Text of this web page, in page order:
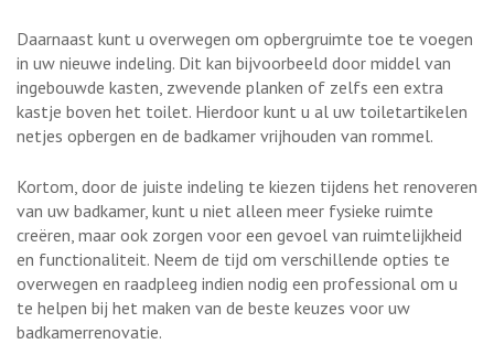
Daarnaast kunt u overwegen om opbergruimte toe te voegen
in uw nieuwe indeling. Dit kan bijvoorbeeld door middel van
ingebouwde kasten, zwevende planken of zelfs een extra
kastje boven het toilet. Hierdoor kunt u al uw toiletartikelen
netjes opbergen en de badkamer vrijhouden van rommel.
Kortom, door de juiste indeling te kiezen tijdens het renoveren
van uw badkamer, kunt u niet alleen meer fysieke ruimte
creëren, maar ook zorgen voor een gevoel van ruimtelijkheid
en functionaliteit. Neem de tijd om verschillende opties te
overwegen en raadpleeg indien nodig een professional om u
te helpen bij het maken van de beste keuzes voor uw
badkamerrenovatie.